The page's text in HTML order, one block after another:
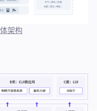
架构